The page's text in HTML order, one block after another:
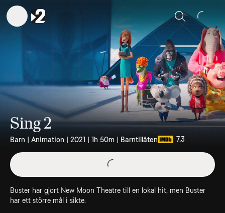
Sök
Sing 2
Barn | Animation | 2021 | 1h 50m | Barntillåten 7.3
Buster har gjort New Moon Theatre till en lokal hit, men Buster
har ett större mål i sikte.